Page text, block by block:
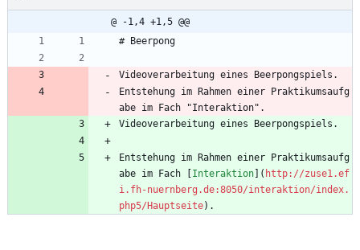
@ -1,4 +1,5 @@
# Beerpong
Videoverarbeitung eines Beerpongspiels.
Entstehung im Rahmen einer Praktikumsaufg
abe im Fach "Interaktion".
Videoverarbeitung eines Beerpongspiels.
Entstehung im Rahmen einer Praktikumsaufg
abe im Fach [ Interaktion ]( http://zuse1.ef
i.fh-nuernberg.de:8050/interaktion/index.
php5/Hauptseite).